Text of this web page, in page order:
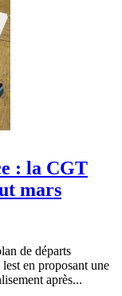
: la CGT
mars
de départs
en proposant une
après...